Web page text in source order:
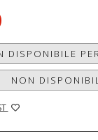
DISPONIBILE
NON